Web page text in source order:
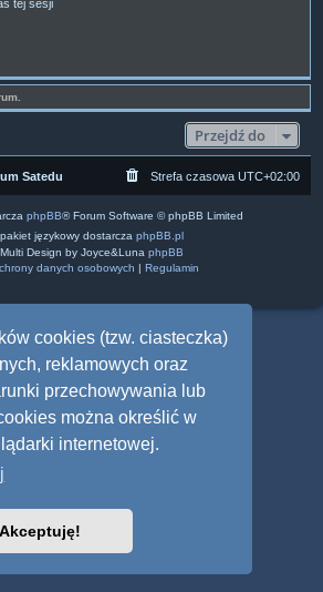
cookies (tzw. ciasteczka)
reklamowych oraz
przechowywania lub
można określić w
internetowej.
Akceptuję!
tej sesji
Przejdź do
Satedu Strefa czasowa UTC+02:00
phpBB® Forum Software © phpBB Limited
językowy dostarcza phpBB.pl
Design by Joyce&Luna phpBB
danych osobowych | Regulamin